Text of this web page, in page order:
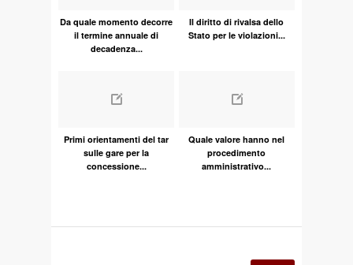
Da quale momento decorre
il termine annuale di
decadenza...
Il diritto di rivalsa dello
Stato per le violazioni...
Primi orientamenti del tar
sulle gare per la
concessione...
Quale valore hanno nel
procedimento
amministrativo...